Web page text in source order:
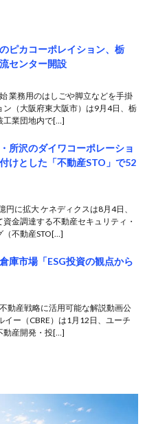
ピカコーポレイション、栃
センター開設
業務用のはしごや脚立などを手掛
ン（大阪府東大阪市）は9月4日、栃
工業団地内で[…]
所沢のダイワコーポレーショ
けとした「不動産STO」で52
円に拡大 ケネディクスは8月4日、
金調達する不動産セキュリティ・
（不動産STO[…]
庫市場「ESG投資の観点から
動産戦略に活用可能な解説動画公
イー（CBRE）は1月12日、ユーチ
動産開発・投[…]